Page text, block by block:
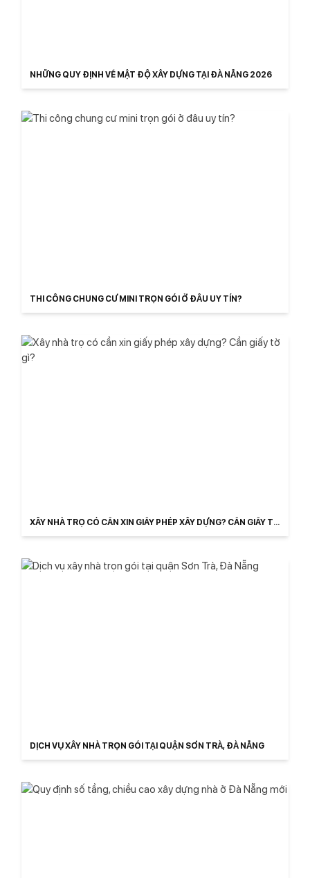
NHỮNG QUY ĐỊNH VỀ MẬT ĐỘ XÂY DỰNG TẠI ĐÀ NẴNG 2026
THI CÔNG CHUNG CƯ MINI TRỌN GÓI Ở ĐÂU UY TÍN?
XÂY NHÀ TRỌ CÓ CẦN XIN GIẤY PHÉP XÂY DỰNG? CẦN GIẤY TỜ
DỊCH VỤ XÂY NHÀ TRỌN GÓI TẠI QUẬN SƠN TRÀ, ĐÀ NẴNG